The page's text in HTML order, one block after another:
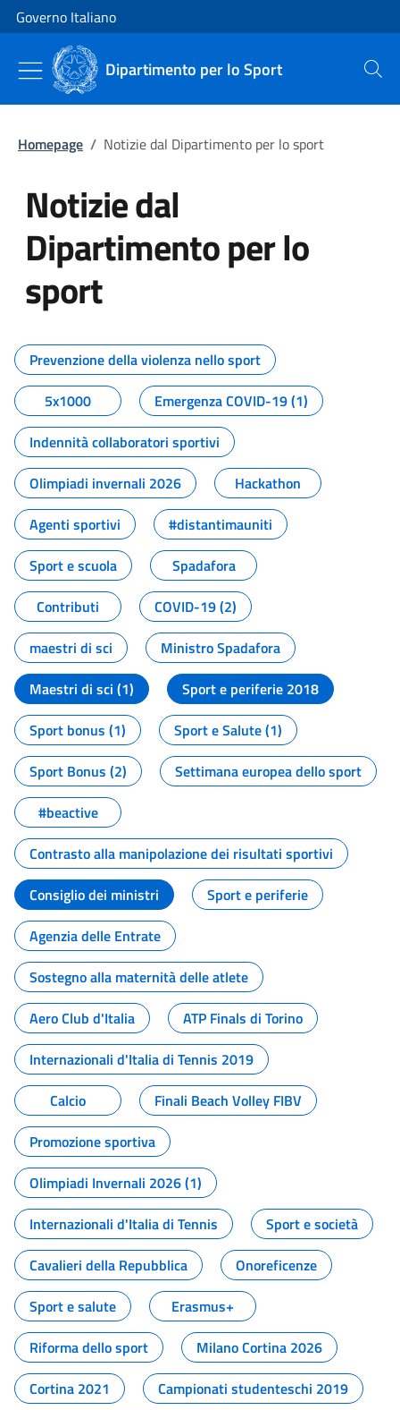
Vai al contenuto
Vai alla navigazione del sito
Governo Italiano
Dipartimento per lo Sport Cerca
Homepage / Notizie dal Dipartimento per lo sport
Notizie dal
Dipartimento per lo
sport
Tutti i contenuti della pagina
Prevenzione della violenza nello sport
5x1000
Emergenza COVID-19 (1)
Indennità collaboratori sportivi
Olimpiadi invernali 2026
Hackathon
Agenti sportivi
#distantimauniti
Sport e scuola
Spadafora
Contributi
COVID-19 (2)
maestri di sci
Ministro Spadafora
Maestri di sci (1)
Sport e periferie 2018
Sport bonus (1)
Sport e Salute (1)
Sport Bonus (2)
Settimana europea dello sport
#beactive
Contrasto alla manipolazione dei risultati sportivi
Consiglio dei ministri
Sport e periferie
Agenzia delle Entrate
Sostegno alla maternità delle atlete
Aero Club d'Italia
ATP Finals di Torino
Internazionali d'Italia di Tennis 2019
Calcio
Finali Beach Volley FIBV
Promozione sportiva
Olimpiadi Invernali 2026 (1)
Internazionali d'Italia di Tennis
Sport e società
Cavalieri della Repubblica
Onoreficenze
Sport e salute
Erasmus+
Riforma dello sport
Milano Cortina 2026
Cortina 2021
Campionati studenteschi 2019